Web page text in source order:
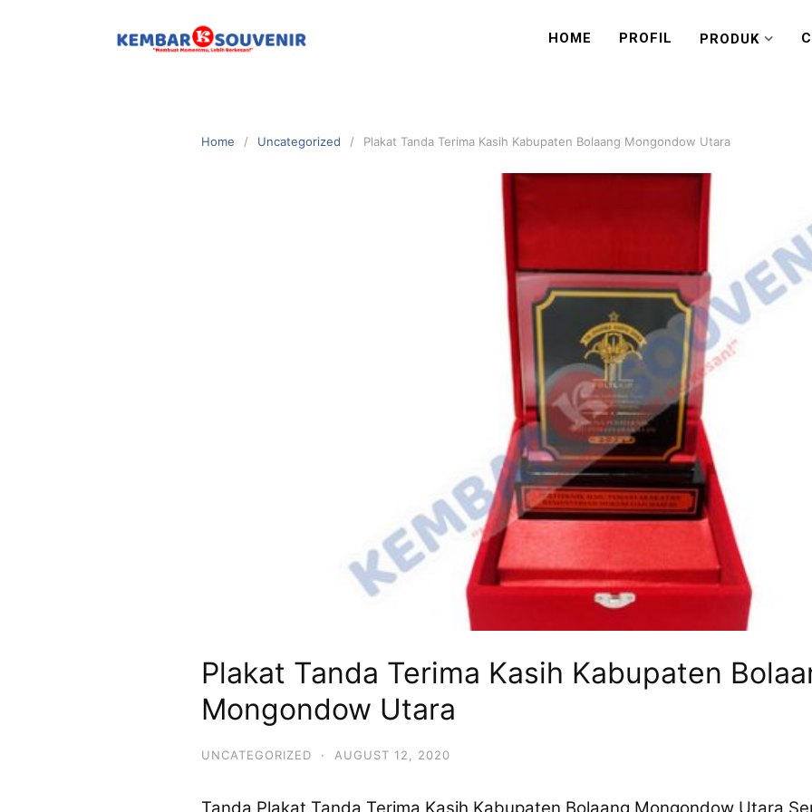
HOME PROFIL PRODUK
Home Uncategorized Plakat Tanda Terima Kasih Kabupaten Bolaang Mongondow Utara
Plakat Tanda Terima Kasih Kabupaten
Mongondow Utara
UNCATEGORIZED · AUGUST 12, 2020